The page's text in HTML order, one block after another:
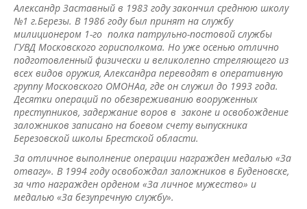
Александр Заставный в 1983 году закончил среднюю школу
№1 г.Березы. В 1986 году был принят на службу
милиционером 1-го полка патрульно-постовой службы
ГУВД Московского горисполкома. Но уже осенью отлично
подготовленный физически и великолепно стреляющего из
всех видов оружия, Александра переводят в оперативную
группу Московского ОМОНАа, где он служил до 1993 года.
Десятки операций по обезвреживанию вооруженных
преступников, задержание воров в законе и освобождение
заложников записано на боевом счету выпускника
Березовской школы Брестской области.
За отличное выполнение операции награжден медалью «За
отвагу». В 1994 году освобождал заложников в Буденовске,
за что награжден орденом «За личное мужество» и
медалью «За безупречную службу».